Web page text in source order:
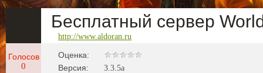
Бесплатный сервер
http://www.aldoran.ru
Голосов
0
Оценка:
Версия:
3.3.5a